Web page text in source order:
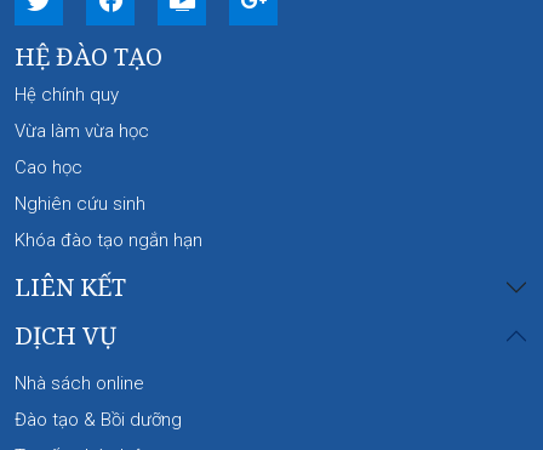
HỆ ĐÀO TẠO
Hệ chính quy
Vừa làm vừa học
Cao học
Nghiên cứu sinh
Khóa đào tạo ngắn hạn
LIÊN KẾT
DỊCH VỤ
Nhà sách online
Đào tạo & Bồi dưỡng